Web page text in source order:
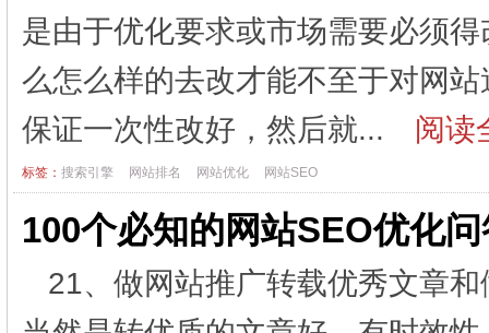
是由于优化要求或市场需要必须
么怎么样的去改才能不至于对网
保证一次性改好，然后就...
阅读
标签： 搜索引擎 网站排名 网站优化 网站SEO
100个必知的网站SEO优化
21、做网站推广转载优秀文章